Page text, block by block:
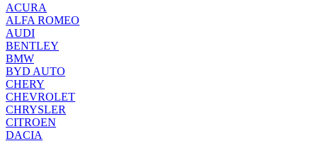
ACURA
ALFA ROMEO
AUDI
BENTLEY
BMW
BYD AUTO
CHERY
CHEVROLET
CHRYSLER
CITROEN
DACIA